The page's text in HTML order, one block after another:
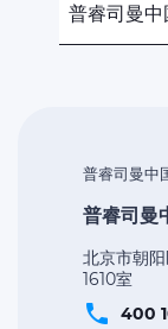
普睿司曼中
普睿司曼中
普睿司曼
北京市朝
1610室
phone 400